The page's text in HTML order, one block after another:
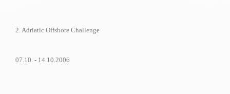
2. Adriatic Offshore Challenge
07.10. - 14.10.2006